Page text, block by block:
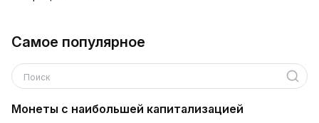
Самое популярное
Поиск
Монеты с наибольшей капитализацией